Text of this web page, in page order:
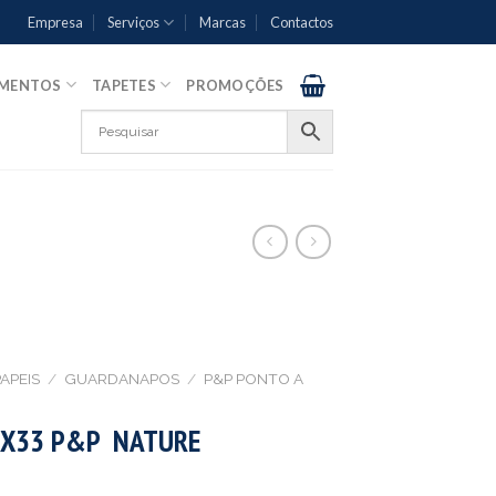
Empresa Serviços Marcas Contactos
TAPETES PROMOÇÕES
/ GUARDANAPOS / P&P PONTO A
P&P NATURE